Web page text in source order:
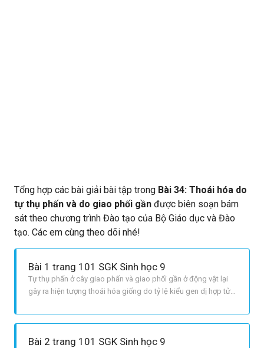
Tổng hợp các bài giải bài tập trong Bài 34: Thoái hóa do
tự thụ phấn và do giao phối gần được biên soạn bám
sát theo chương trình Đào tạo của Bộ Giáo dục và Đào
tạo. Các em cùng theo dõi nhé!
Bài 1 trang 101 SGK Sinh học 9
Tự thụ phấn ở cây giao phấn và giao phối gần ở động vật lại
gây ra hiện tượng thoái hóa giống do tỷ lệ kiểu gen dị hợp tử
gen lặn có hại tổ hợp lại với nhau trong thể đồng hợp lặn và
Bài 2 trang 101 SGK Sinh học 9